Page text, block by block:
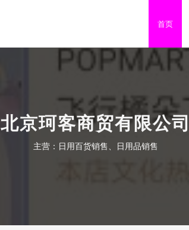
首页
北京珂客商贸有限公司
主营：日用百货销售、日用品销售